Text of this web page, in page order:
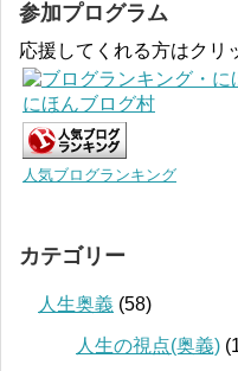
参加プログラム
応援してくれる方はクリ
にほんブログ村
人気ブログランキング
カテゴリー
人生奥義 (58)
人生の視点(奥義)